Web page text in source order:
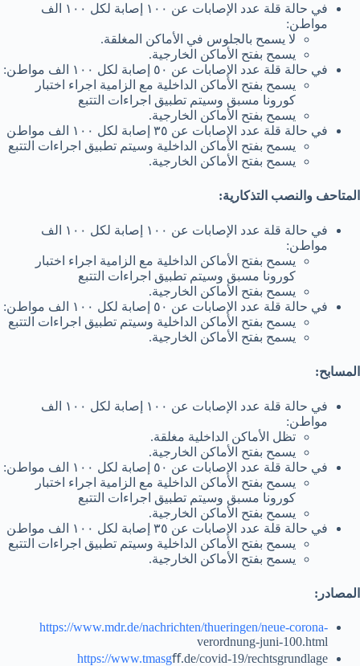
ﻓﻲ ﺣﺎﻟﺔ ﻗﻠﺔ ﻋﺪد اﻹﺻﺎﺑﺎت ﻋﻦ ١٠٠ إﺻﺎﺑﺔ ﻟﻜﻞ ١٠٠ اﻟﻒ
ﻣﻮاطﻦ:
ﻻ ﯾﺴﻤﺢ ﺑﺎﻟﺠﻠﻮس ﻓﻲ اﻷﻣﺎﻛﻦ اﻟﻤﻐﻠﻘﺔ.
ﯾﺴﻤﺢ ﺑﻔﺘﺢ اﻷﻣﺎﻛﻦ اﻟﺨﺎرﺟﯿﺔ.
ﻓﻲ ﺣﺎﻟﺔ ﻗﻠﺔ ﻋﺪد اﻹﺻﺎﺑﺎت ﻋﻦ ٥٠ إﺻﺎﺑﺔ ﻟﻜﻞ ١٠٠ اﻟﻒ ﻣﻮاطﻦ:
ﯾﺴﻤﺢ ﺑﻔﺘﺢ اﻷﻣﺎﻛﻦ اﻟﺪاﺧﻠﯿﺔ ﻣﻊ اﻟﺰاﻣﯿﺔ اﺟﺮاء اﺧﺘﺒﺎر
ﻛﻮروﻧﺎ ﻣﺴﺒﻖ وﺳﯿﺘﻢ ﺗﻄﺒﯿﻖ اﺟﺮاءات اﻟﺘﺘﺒﻊ
ﯾﺴﻤﺢ ﺑﻔﺘﺢ اﻷﻣﺎﻛﻦ اﻟﺨﺎرﺟﯿﺔ.
ﻓﻲ ﺣﺎﻟﺔ ﻗﻠﺔ ﻋﺪد اﻹﺻﺎﺑﺎت ﻋﻦ ٣٥ إﺻﺎﺑﺔ ﻟﻜﻞ ١٠٠ اﻟﻒ ﻣﻮاطﻦ
ﯾﺴﻤﺢ ﺑﻔﺘﺢ اﻷﻣﺎﻛﻦ اﻟﺪاﺧﻠﯿﺔ وﺳﯿﺘﻢ ﺗﻄﺒﯿﻖ اﺟﺮاءات اﻟﺘﺘﺒﻊ
ﯾﺴﻤﺢ ﺑﻔﺘﺢ اﻷﻣﺎﻛﻦ اﻟﺨﺎرﺟﯿﺔ.
اﻟﻤﺘﺎﺣﻒ واﻟﻨﺼﺐ اﻟﺘﺬﻛﺎرﯾﺔ:
ﻓﻲ ﺣﺎﻟﺔ ﻗﻠﺔ ﻋﺪد اﻹﺻﺎﺑﺎت ﻋﻦ ١٠٠ إﺻﺎﺑﺔ ﻟﻜﻞ ١٠٠ اﻟﻒ
ﻣﻮاطﻦ:
ﯾﺴﻤﺢ ﺑﻔﺘﺢ اﻷﻣﺎﻛﻦ اﻟﺪاﺧﻠﯿﺔ ﻣﻊ اﻟﺰاﻣﯿﺔ اﺟﺮاء اﺧﺘﺒﺎر
ﻛﻮروﻧﺎ ﻣﺴﺒﻖ وﺳﯿﺘﻢ ﺗﻄﺒﯿﻖ اﺟﺮاءات اﻟﺘﺘﺒﻊ
ﯾﺴﻤﺢ ﺑﻔﺘﺢ اﻷﻣﺎﻛﻦ اﻟﺨﺎرﺟﯿﺔ.
ﻓﻲ ﺣﺎﻟﺔ ﻗﻠﺔ ﻋﺪد اﻹﺻﺎﺑﺎت ﻋﻦ ٥٠ إﺻﺎﺑﺔ ﻟﻜﻞ ١٠٠ اﻟﻒ ﻣﻮاطﻦ:
ﯾﺴﻤﺢ ﺑﻔﺘﺢ اﻷﻣﺎﻛﻦ اﻟﺪاﺧﻠﯿﺔ وﺳﯿﺘﻢ ﺗﻄﺒﯿﻖ اﺟﺮاءات اﻟﺘﺘﺒﻊ
ﯾﺴﻤﺢ ﺑﻔﺘﺢ اﻷﻣﺎﻛﻦ اﻟﺨﺎرﺟﯿﺔ.
اﻟﻤﺴﺎﺑﺢ:
ﻓﻲ ﺣﺎﻟﺔ ﻗﻠﺔ ﻋﺪد اﻹﺻﺎﺑﺎت ﻋﻦ ١٠٠ إﺻﺎﺑﺔ ﻟﻜﻞ ١٠٠ اﻟﻒ
ﻣﻮاطﻦ:
ﺗﻈﻞ اﻷﻣﺎﻛﻦ اﻟﺪاﺧﻠﯿﺔ ﻣﻐﻠﻘﺔ.
ﯾﺴﻤﺢ ﺑﻔﺘﺢ اﻷﻣﺎﻛﻦ اﻟﺨﺎرﺟﯿﺔ.
ﻓﻲ ﺣﺎﻟﺔ ﻗﻠﺔ ﻋﺪد اﻹﺻﺎﺑﺎت ﻋﻦ ٥٠ إﺻﺎﺑﺔ ﻟﻜﻞ ١٠٠ اﻟﻒ ﻣﻮاطﻦ:
ﯾﺴﻤﺢ ﺑﻔﺘﺢ اﻷﻣﺎﻛﻦ اﻟﺪاﺧﻠﯿﺔ ﻣﻊ اﻟﺰاﻣﯿﺔ اﺟﺮاء اﺧﺘﺒﺎر
ﻛﻮروﻧﺎ ﻣﺴﺒﻖ وﺳﯿﺘﻢ ﺗﻄﺒﯿﻖ اﺟﺮاءات اﻟﺘﺘﺒﻊ
ﯾﺴﻤﺢ ﺑﻔﺘﺢ اﻷﻣﺎﻛﻦ اﻟﺨﺎرﺟﯿﺔ.
ﻓﻲ ﺣﺎﻟﺔ ﻗﻠﺔ ﻋﺪد اﻹﺻﺎﺑﺎت ﻋﻦ ٣٥ إﺻﺎﺑﺔ ﻟﻜﻞ ١٠٠ اﻟﻒ ﻣﻮاطﻦ
ﯾﺴﻤﺢ ﺑﻔﺘﺢ اﻷﻣﺎﻛﻦ اﻟﺪاﺧﻠﯿﺔ وﺳﯿﺘﻢ ﺗﻄﺒﯿﻖ اﺟﺮاءات اﻟﺘﺘﺒﻊ
ﯾﺴﻤﺢ ﺑﻔﺘﺢ اﻷﻣﺎﻛﻦ اﻟﺨﺎرﺟﯿﺔ.
اﻟﻤﺼﺎدر:
https://www.mdr.de/nachrichten/thueringen/neue-corona-
verordnung-juni-100.html
https://www.tmasgﬀ.de/covid-19/rechtsgrundlage